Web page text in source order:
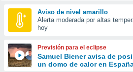
y
forma
digital
basada
Aviso de nivel amarillo
Alerta moderada por altas
hoy
Previsión para el eclipse
Samuel Biener avisa de
un domo de calor en